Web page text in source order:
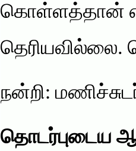
கொள்ளத்தான்
தெரியவில்லை.
நன்றி:
தொடர்புடைய